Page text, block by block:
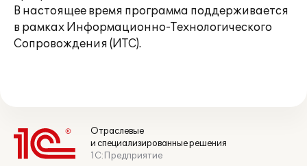
В настоящее время программа поддерживается
в рамках Информационно-Технологического
Сопровождения (ИТС).
Отраслевые
и специализированные решения
1С:Предприятие